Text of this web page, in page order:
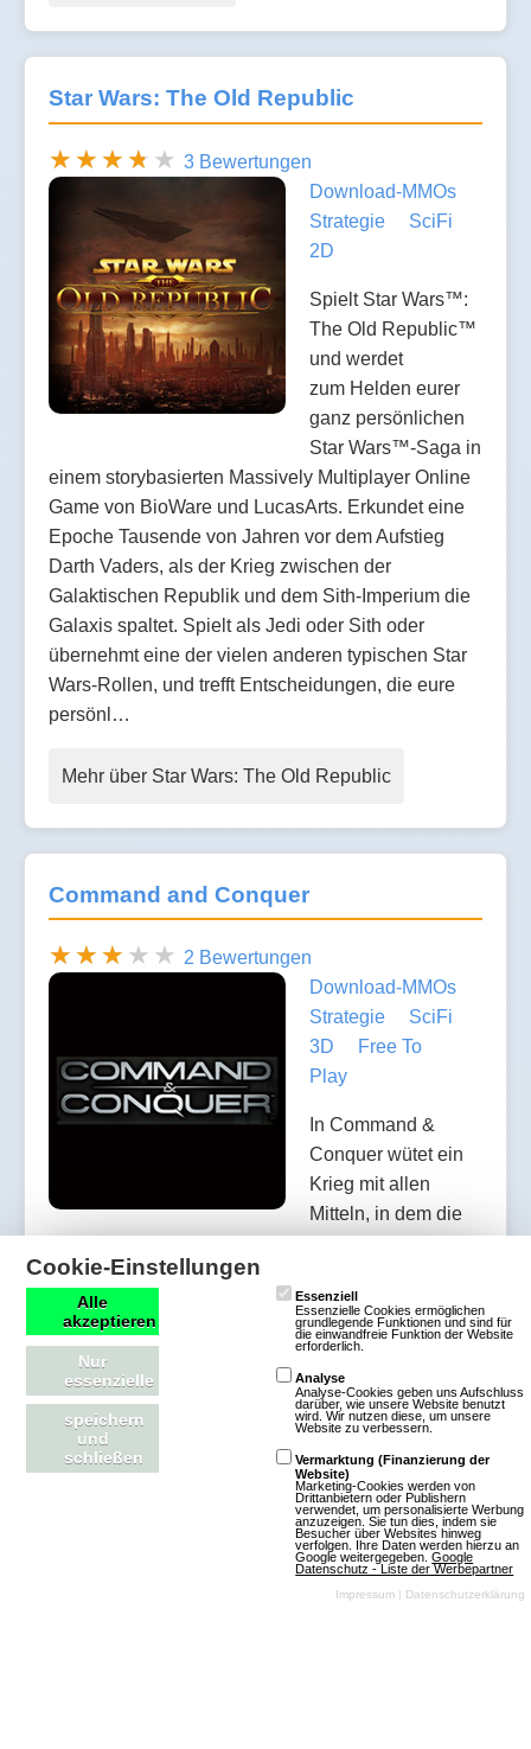
Star Wars: The Old Republic
3 Bewertungen
Download-MMOs
Strategie
SciFi
2D
Spielt Star Wars™:
The Old Republic™
und werdet
zum Helden eurer
ganz persönlichen
Star Wars™-Saga in
einem storybasierten Massively Multiplayer Online
Game von BioWare und LucasArts. Erkundet eine
Epoche Tausende von Jahren vor dem Aufstieg
Darth Vaders, als der Krieg zwischen der
Galaktischen Republik und dem Sith-Imperium die
Galaxis spaltet. Spielt als Jedi oder Sith oder
übernehmt eine der vielen anderen typischen Star
Wars-Rollen, und trefft Entscheidungen, die eure
persönl…
Mehr über Star Wars: The Old Republic
Command and Conquer
2 Bewertungen
Download-MMOs
Strategie
SciFi
3D
Free To
Play
In Command &
Conquer wütet ein
Krieg mit allen
Mitteln, in dem die
über verschiedene Gruppierungen übernehmen,
um Ressourcen kämpfen, Stützpunkte aufbauen
und eine gewaltige Armee aus Panzern, Soldaten
und Flugzeugen in die Schlacht führen. Mit
unglaublich detaillierten Einheiten, voll
zerstörbaren Umgebungen, dynamischer Physik
und fantastischer Grafik wird Command & Conquer
ganz neue Maßstäbe für die Erwartungen der
Spieler an ein Strategiespiel s…
Mehr über Command and Conquer
Cookie-Einstellungen
Alle
akzeptieren
Nur
essenzielle
speichern
und
schließen
Essenziell
Essenzielle Cookies ermöglichen
grundlegende Funktionen und sind für
die einwandfreie Funktion der Website
erforderlich.
Analyse
Analyse-Cookies geben uns Aufschluss
darüber, wie unsere Website benutzt
wird. Wir nutzen diese, um unsere
Website zu verbessern.
Vermarktung (Finanzierung der
Website)
Marketing-Cookies werden von
Drittanbietern oder Publishern
verwendet, um personalisierte Werbung
anzuzeigen. Sie tun dies, indem sie
Besucher über Websites hinweg
verfolgen. Ihre Daten werden hierzu an
Google weitergegeben.Google
Datenschutz - Liste der Werbepartner
Impressum | Datenschutzerklärung